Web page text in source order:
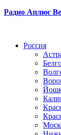
Радио Аплюс
Россия